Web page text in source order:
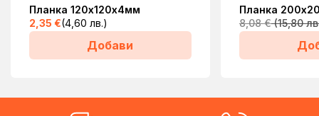
Планка 120х120х4мм
2,35 €(4,60 лв.)
Добави
Планка
8,08€